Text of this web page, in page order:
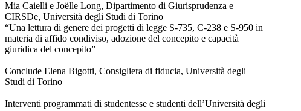
Mia Caielli e Joëlle Long, Dipartimento di Giurisprudenza e
CIRSDe, Università degli Studi di Torino
“Una lettura di genere dei progetti di legge S-735, C-238 e S-950 in
materia di affido condiviso, adozione del concepito e capacità
giuridica del concepito”
Conclude Elena Bigotti, Consigliera di fiducia, Università degli
Studi di Torino
Interventi programmati di studentesse e studenti dell’Università degli